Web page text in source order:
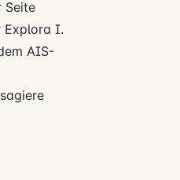
Seite
Explora I.
AIS-